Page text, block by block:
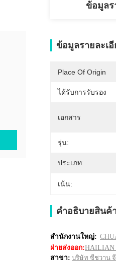
ข้อมูลร
ข้อมูลรายละเ
Place Of Origin
ได้รับการรับรอง
เอกสาร
รุ่น:
ประเภท:
เน้น:
คําอธิบายสินค้
สํานักงานใหญ่:
ฝ่ายส่งออก:HAILIAN
สาขา: บริษัท ซีชวาน จี